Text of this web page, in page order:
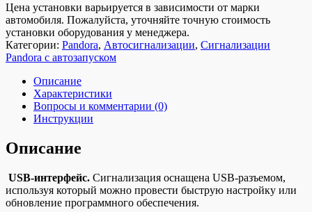
Цена установки варьируется в зависимости от марки
автомобиля. Пожалуйста, уточняйте точную стоимость
установки оборудования у менеджера.
Категории: Pandora, Автосигнализации, Сигнализации
Pandora с автозапуском
Описание
Характеристики
Вопросы и комментарии (0)
Инструкции
Описание
USB-интерфейс. Сигнализация оснащена USB-разъемом,
используя который можно провести быструю настройку или
обновление программного обеспечения.